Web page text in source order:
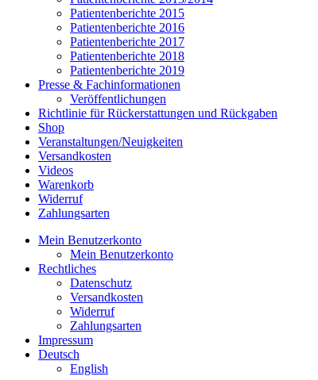
Patientenberichte 2015
Patientenberichte 2016
Patientenberichte 2017
Patientenberichte 2018
Patientenberichte 2019
Presse & Fachinformationen
Veröffentlichungen
Richtlinie für Rückerstattungen und Rückgaben
Shop
Veranstaltungen/Neuigkeiten
Versandkosten
Videos
Warenkorb
Widerruf
Zahlungsarten
Mein Benutzerkonto
Mein Benutzerkonto
Rechtliches
Datenschutz
Versandkosten
Widerruf
Zahlungsarten
Impressum
Deutsch
English